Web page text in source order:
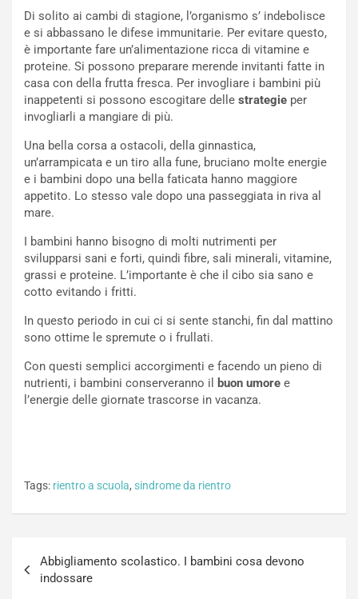
Di solito ai cambi di stagione, l’organismo s’ indebolisce
e si abbassano le difese immunitarie. Per evitare questo,
è importante fare un’alimentazione ricca di vitamine e
proteine. Si possono preparare merende invitanti fatte in
casa con della frutta fresca. Per invogliare i bambini più
inappetenti si possono escogitare delle strategie per
invogliarli a mangiare di più.
Una bella corsa a ostacoli, della ginnastica,
un’arrampicata e un tiro alla fune, bruciano molte energie
e i bambini dopo una bella faticata hanno maggiore
appetito. Lo stesso vale dopo una passeggiata in riva al
mare.
I bambini hanno bisogno di molti nutrimenti per
svilupparsi sani e forti, quindi fibre, sali minerali, vitamine,
grassi e proteine. L’importante è che il cibo sia sano e
cotto evitando i fritti.
In questo periodo in cui ci si sente stanchi, fin dal mattino
sono ottime le spremute o i frullati.
Con questi semplici accorgimenti e facendo un pieno di
nutrienti, i bambini conserveranno il
buon umore e
l’energie delle giornate trascorse in vacanza.
Tags: rientro a scuola, sindrome da rientro
articoli
Abbigliamento scolastico. I bambini cosa devono
indossare